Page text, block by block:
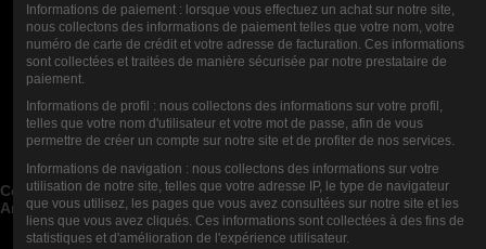
Contact us
Post di blog recenti  
Cerca nel Blog  
Archivi del blog  
Blog Top Autori  
Informations de paiement : lorsque vous effectuez un achat sur notre site,
nous collectons des informations de paiement telles que votre nom, votre
numéro de carte de crédit et votre adresse de facturation. Ces informations
sont collectées et traitées de manière sécurisée par notre prestataire de
paiement.
Informations de profil : nous collectons des informations sur votre profil,
telles que votre nom d'utilisateur et votre mot de passe, afin de vous
permettre de créer un compte sur notre site et de profiter de nos services.
Informations de navigation : nous collectons des informations sur votre
utilisation de notre site, telles que votre adresse IP, le type de navigateur
que vous utilisez, les pages que vous avez consultées sur notre site et les
liens que vous avez cliqués. Ces informations sont collectées à des fins de
statistiques et d'amélioration de l'expérience utilisateur.